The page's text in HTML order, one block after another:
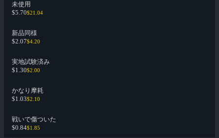
未使用
$5.70$21.04
新品同様
$2.07$4.20
実地試験済み
$1.30$2.00
かなり摩耗
$1.03$2.10
戦いで傷ついた
$0.84$1.85